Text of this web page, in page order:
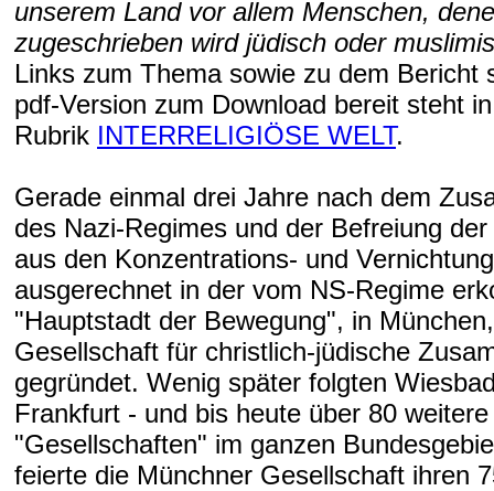
unserem Land vor allem Menschen,
zugeschrieben wird jüdisch oder
Links zum Thema sowie zu dem Bericht
pdf-Version zum Download bereit steht
Rubrik INTERRELIGIÖSE WELT.
Gerade einmal drei Jahre nach dem
des Nazi-Regimes und der Befreiung
aus den Konzentrations- und
ausgerechnet in der vom NS-Regime
"Hauptstadt der Bewegung", in
Gesellschaft für christlich-jüdische
gegründet. Wenig später folgten
Frankfurt - und bis heute über 80 weitere
"Gesellschaften" im ganzen
feierte die Münchner Gesellschaft ihren